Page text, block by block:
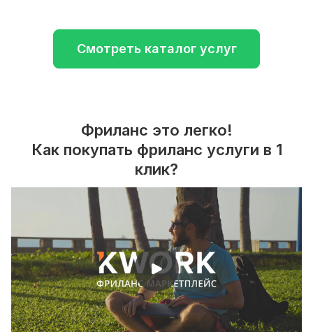
Смотреть каталог услуг
Фриланс это легко!
Как покупать фриланс услуги в 1
клик?